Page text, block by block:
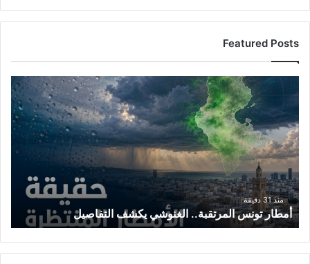
Featured Posts
م
ا
ر
ت
و
ن
س
ا
ل
م
ر
منذ 31 دقيقة
أمطار تونس المرتقبة.. الغنوشي يكشف التفاصيل